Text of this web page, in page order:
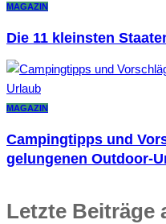
MAGAZIN
Die 11 kleinsten
MAGAZIN
Campingtipps und
gelungenen Outdoor-
Letzte Beiträge